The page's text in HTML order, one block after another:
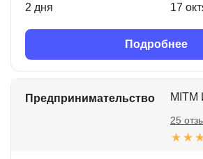
2 дня 17
Подробнее
Предпринимательство MITM
25